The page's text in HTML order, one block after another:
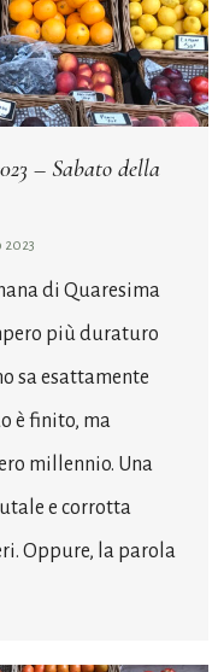
– Sabato della
2023
di Quaresima
più duraturo
sa esattamente
è finito, ma
millennio. Una
e corrotta
Oppure, la parola